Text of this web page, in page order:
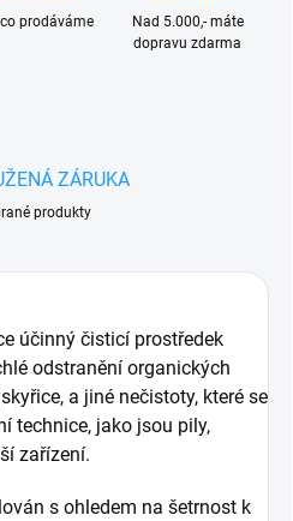
prodáváme
Nad 5.000,- máte
dopravu zdarma
ZÁRUKA
produkty
účinný čisticí prostředek
odstranění organických
a jiné nečistoty, které se
technice, jako jsou pily,
zařízení.
s ohledem na šetrnost k